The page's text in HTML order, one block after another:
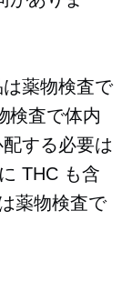
薬物検査で
検査で体内
する必要は
THC も含
薬物検査で